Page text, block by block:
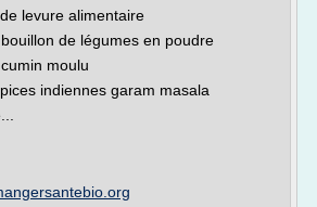
levure alimentaire
de légumes en poudre
moulu
indiennes garam masala